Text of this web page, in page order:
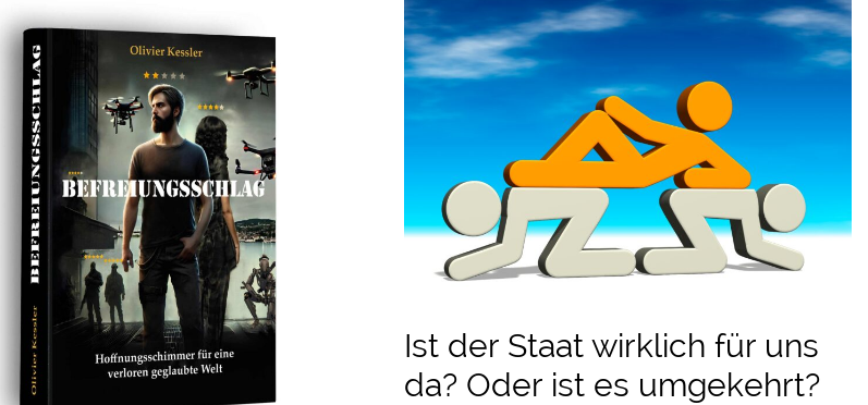
Ist der Staat wirklich für uns
da? Oder ist es umgekehrt?